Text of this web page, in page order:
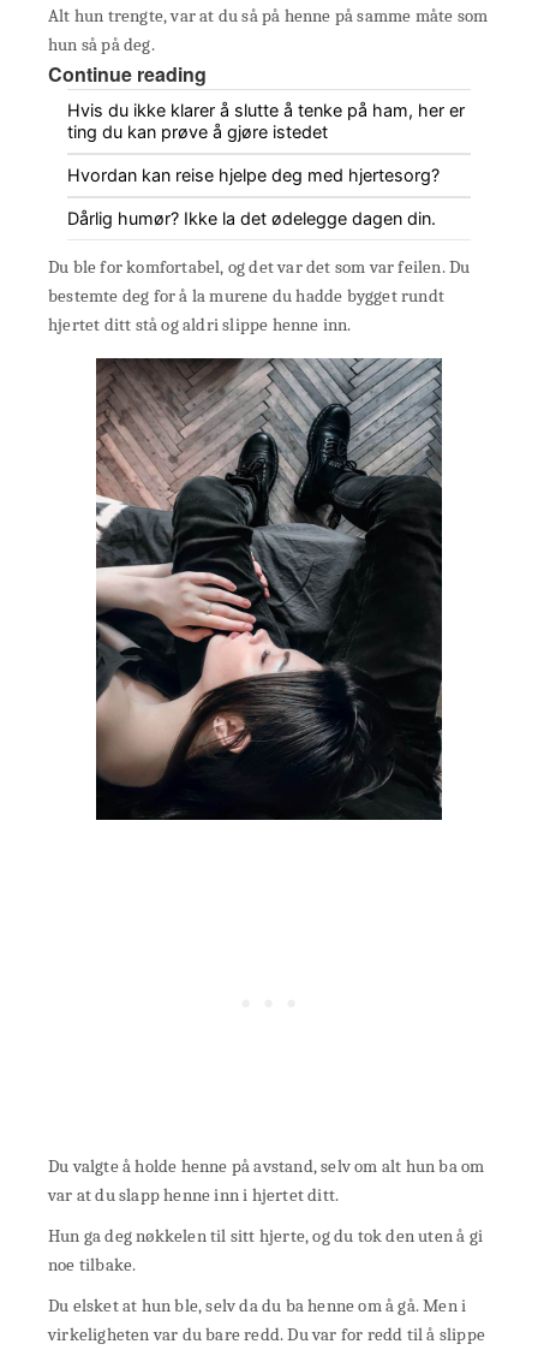
Alt hun trengte, var at du så på henne på samme måte som
hun så på deg.
Continue reading
Hvis du ikke klarer å slutte å tenke på ham, her er
ting du kan prøve å gjøre istedet
Hvordan kan reise hjelpe deg med hjertesorg?
Dårlig humør? Ikke la det ødelegge dagen din.
Du ble for komfortabel, og det var det som var feilen. Du
bestemte deg for å la murene du hadde bygget rundt
hjertet ditt stå og aldri slippe henne inn.
Du valgte å holde henne på avstand, selv om alt hun ba om
var at du slapp henne inn i hjertet ditt.
Hun ga deg nøkkelen til sitt hjerte, og du tok den uten å gi
noe tilbake.
Du elsket at hun ble, selv da du ba henne om å gå. Men i
virkeligheten var du bare redd. Du var for redd til å slippe